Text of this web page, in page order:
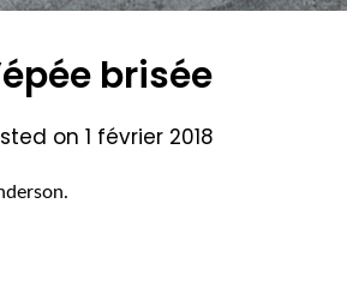
brisée
on 1 février 2018